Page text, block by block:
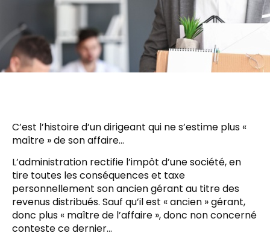
C’est l’histoire d’un dirigeant qui ne s’estime plus «
maître » de son affaire…
L’administration rectifie l’impôt d’une société, en
tire toutes les conséquences et taxe
personnellement son ancien gérant au titre des
revenus distribués. Sauf qu’il est « ancien » gérant,
donc plus « maître de l’affaire », donc non concerné
conteste ce dernier…